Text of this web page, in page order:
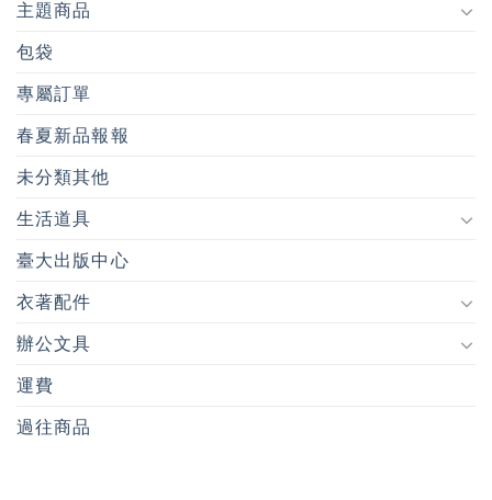
主題商品
包袋
專屬訂單
春夏新品報報
未分類其他
生活道具
臺大出版中心
衣著配件
辦公文具
運費
過往商品